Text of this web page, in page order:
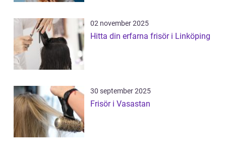
02 november 2025
Hitta din erfarna frisör i Linköping
30 september 2025
Frisör i Vasastan